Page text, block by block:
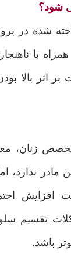
شود؟
شده در
با
اثر بالا
زنان،
مادر ندارد،
افزایش
تقسیم
باشد.